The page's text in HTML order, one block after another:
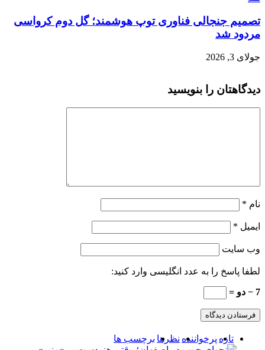
تصمیم جنجالی فناوری توپ هوشمند؛ گل دوم کرواسی
مردود شد
جولای 3, 2026
دیدگاهتان را بنویسید
نام *
ایمیل *
وب‌ سایت
لطفا پاسخ را به عدد انگلیسی وارد کنید:
7 − دو =
تازه پرخواننده نظرها برچسب ها